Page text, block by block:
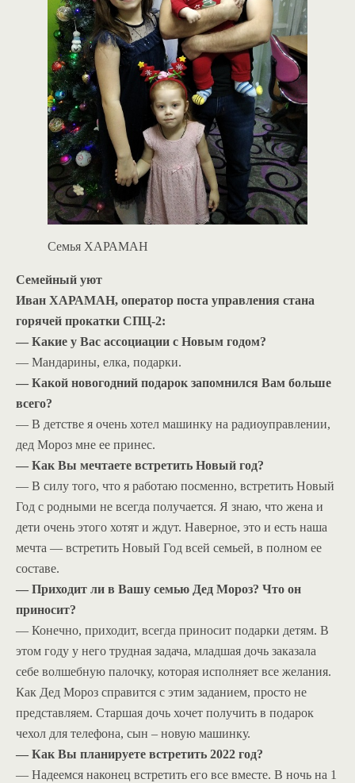
Семья ХАРАМАН
Семейный уют
Иван ХАРАМАН, оператор поста управления стана
горячей прокатки СПЦ-2:
— Какие у Вас ассоциации с Новым годом?
— Мандарины, елка, подарки.
— Какой новогодний подарок запомнился Вам больше
всего?
— В детстве я очень хотел машинку на радиоуправлении,
дед Мороз мне ее принес.
— Как Вы мечтаете встретить Новый год?
— В силу того, что я работаю посменно, встретить Новый
Год с родными не всегда получается. Я знаю, что жена и
дети очень этого хотят и ждут. Наверное, это и есть наша
мечта — встретить Новый Год всей семьей, в полном ее
составе.
— Приходит ли в Вашу семью Дед Мороз? Что он
приносит?
— Конечно, приходит, всегда приносит подарки детям. В
этом году у него трудная задача, младшая дочь заказала
себе волшебную палочку, которая исполняет все желания.
Как Дед Мороз справится с этим заданием, просто не
представляем. Старшая дочь хочет получить в подарок
чехол для телефона, сын – новую машинку.
— Как Вы планируете встретить 2022 год?
— Надеемся наконец встретить его все вместе. В ночь на 1